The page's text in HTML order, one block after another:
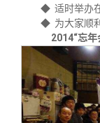
◆ 适时举办
◆ 为大家顺
2014“忘年